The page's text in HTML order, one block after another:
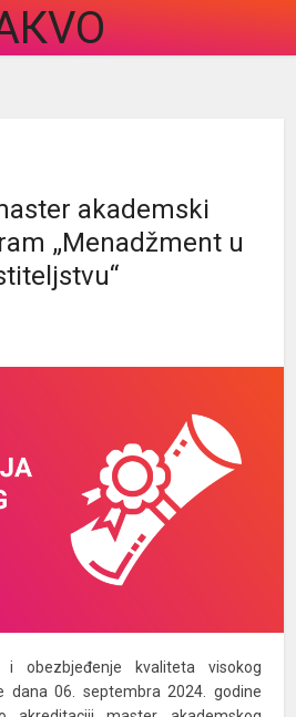
akademski
„Menadžment u
obezbjeđenje kvaliteta visokog
dana 06. septembra 2024. godine